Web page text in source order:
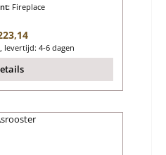
Fireplace
prijs:
levertijd: 4-6 dagen